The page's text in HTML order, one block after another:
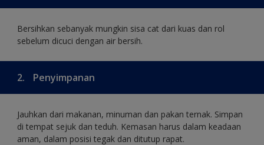
Bersihkan sebanyak mungkin sisa cat dari kuas dan rol
sebelum dicuci dengan air bersih.
2. Penyimpanan
Jauhkan dari makanan, minuman dan pakan ternak. Simpan
di tempat sejuk dan teduh. Kemasan harus dalam keadaan
aman, dalam posisi tegak dan ditutup rapat.